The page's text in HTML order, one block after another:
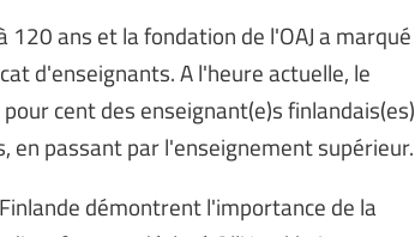
ans et la fondation de l'OAJ a marqué
d'enseignants. A l'heure actuelle, le
cent des enseignant(e)s
en passant par l'enseignement supérieur.
démontrent l'importance de la